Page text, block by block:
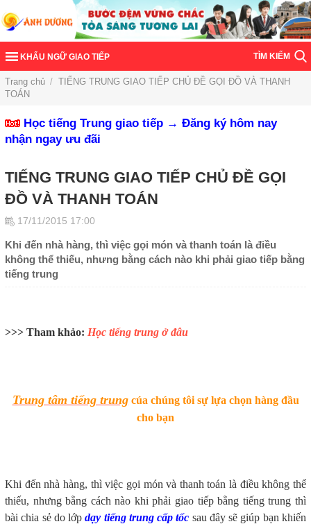
KHẨU NGỮ GIAO TIẾP TÌM KIẾM
Trang chủ / TIẾNG TRUNG GIAO TIẾP CHỦ ĐỀ GỌI ĐỒ VÀ THANH
TOÁN
Học tiếng Trung giao tiếp → Đăng ký hôm nay
nhận ngay ưu đãi
TIẾNG TRUNG GIAO TIẾP CHỦ ĐỀ GỌI
ĐỒ VÀ THANH TOÁN
17/11/2015 17:00
Khi đến nhà hàng, thì việc gọi món và thanh toán là điều
không thể thiếu, nhưng bằng cách nào khi phải giao tiếp bằng
tiếng trung
>>> Tham khảo: Học tiếng trung ở đâu
Trung tâm tiếng trungcúa chúng tôi sự lựa chọn hàng đầu
cho bạn
Khi đến nhà hàng, thì việc gọi món và thanh toán là điều không thể
thiếu, nhưng bằng cách nào khi phải giao tiếp bằng tiếng trung thì
bài chia sẻ do lớpdạy tiếng trung cấp tốc sau đây sẽ giúp bạn khiến